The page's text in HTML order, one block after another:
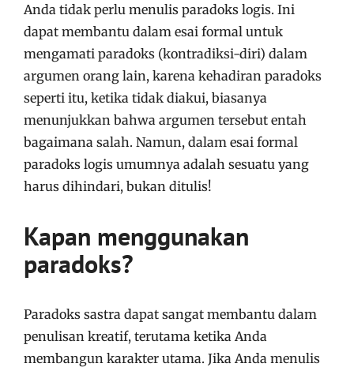
Anda tidak perlu menulis paradoks logis. Ini
dapat membantu dalam esai formal untuk
mengamati paradoks (kontradiksi-diri) dalam
argumen orang lain, karena kehadiran paradoks
seperti itu, ketika tidak diakui, biasanya
menunjukkan bahwa argumen tersebut entah
bagaimana salah. Namun, dalam esai formal
paradoks logis umumnya adalah sesuatu yang
harus dihindari, bukan ditulis!
Kapan menggunakan
paradoks?
Paradoks sastra dapat sangat membantu dalam
penulisan kreatif, terutama ketika Anda
membangun karakter utama. Jika Anda menulis